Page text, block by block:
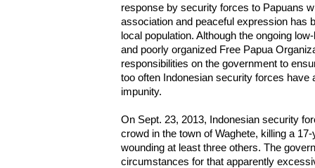
response by security forces to Papuans
association and peaceful expression has
local population. Although the ongoing
and poorly organized Free Papua
responsibilities on the government to
too often Indonesian security forces have
impunity.
On Sept. 23, 2013, Indonesian security
crowd in the town of Waghete, killing a
wounding at least three others. The
circumstances for that apparently